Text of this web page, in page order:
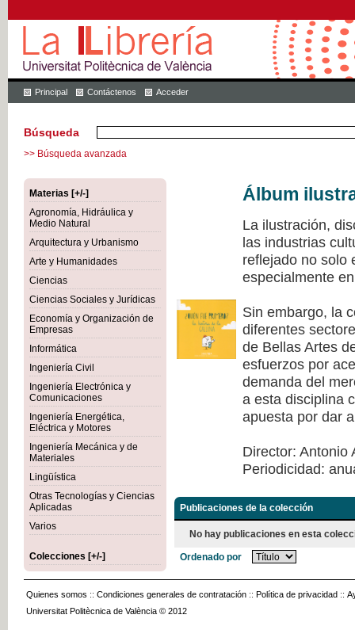
Principal Contáctenos Acceder
Búsqueda
>> Búsqueda avanzada
Materias [+/-]
Agronomía, Hidráulica y
Medio Natural
Arquitectura y Urbanismo
Arte y Humanidades
Ciencias
Ciencias Sociales y Jurídicas
Economía y Organización de
Empresas
Informática
Ingeniería Civil
Ingeniería Electrónica y
Comunicaciones
Ingeniería Energética,
Eléctrica y Motores
Ingeniería Mecánica y de
Materiales
Lingüística
Otras Tecnologías y Ciencias
Aplicadas
Varios
Colecciones [+/-]
Álbum
La ilustración,
las industrias
reflejado no solo
especialmente
Sin embargo, la
diferentes
de Bellas Artes
esfuerzos por
demanda del
a esta disciplina
apuesta por dar
Director: Antonio
Periodicidad:
Publicaciones de la colección
No hay publicaciones en esta
Ordenado por
Quienes somos :: Condiciones generales de contratación :: Política de privacidad ::
Universitat Politècnica de València © 2012